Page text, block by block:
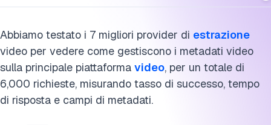
Abbiamo testato i 7 migliori provider di estrazione
video per vedere come gestiscono i metadati video
sulla principale piattaforma video, per un totale di
6,000 richieste, misurando tasso di successo, tempo
di risposta e campi di metadati.